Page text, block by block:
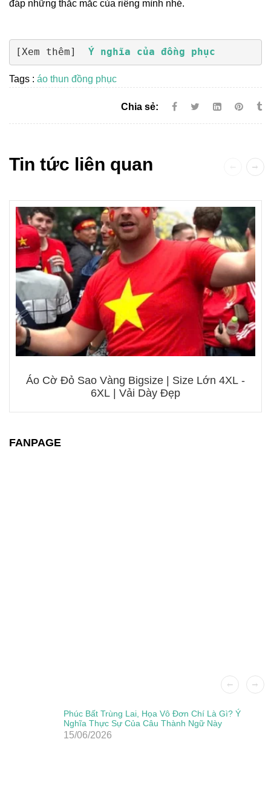
đáp những thắc mắc của riêng mình nhé.
[Xem thêm] Ý nghĩa của đồng phục
Tags : áo thun đồng phục
Chia sẻ:
Tin tức liên quan
Áo Cờ Đỏ Sao Vàng Bigsize | Size Lớn 4XL -
6XL | Vải Dày Đẹp
FANPAGE
Phúc Bất Trùng Lai, Họa Vô Đơn Chí Là Gì? Ý
Nghĩa Thực Sự Của Câu Thành Ngữ Này
15/06/2026